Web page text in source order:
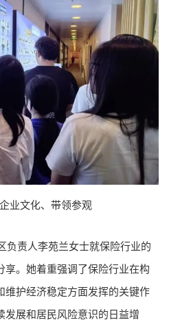
业文化、带领参观
负责人李苑兰女士就保险行业的
享。她着重强调了保险行业在构
维护经济稳定方面发挥的关键作
发展和居民风险意识的日益增